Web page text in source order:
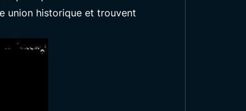
union historique et trouvent